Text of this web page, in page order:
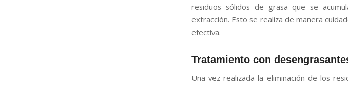
residuos sólidos de grasa que se
extracción. Esto se realiza de manera
efectiva.
Tratamiento con
Una vez realizada la eliminación de los